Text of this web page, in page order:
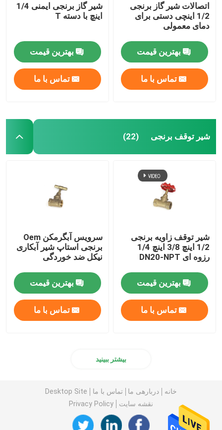
اتصالات شیر ​​گاز برنجی
1/2 اینچی دستی برای
دمای معمولی
بهترین قیمت
تماس با ما
شیر گاز برنجی ایمنی 1/4
اینچ با دسته T
بهترین قیمت
تماس با ما
شیر توقف برنجی (22)
شیر توقف زاویه برنجی
1/2 اینچ 3/8 اینچ 1/4
رزوه ای DN20-NPT
بهترین قیمت
تماس با ما
سرویس آبگرمکن Oem
برنجی استاپ شیر آبکاری
نیکل ضد خوردگی
بهترین قیمت
تماس با ما
بیشتر ببینید
خانه دربارهی ما تماس با ما
Desktop Site
نقشه سایت
Privacy Policy